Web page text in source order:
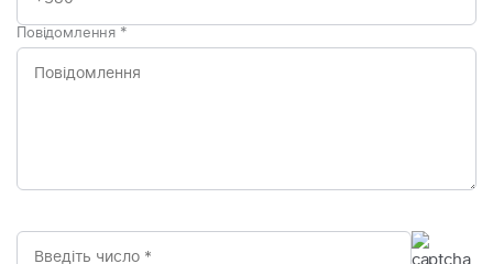
Повідомлення *